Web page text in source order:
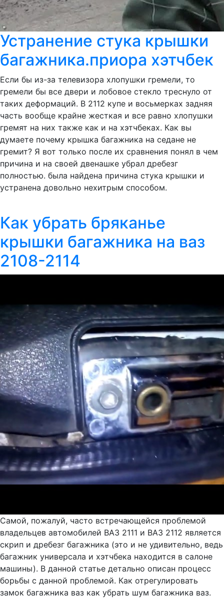
Устранение стука крышки
багажника.приора хэтчбек
Если бы из-за телевизора хлопушки гремели, то
гремели бы все двери и лобовое стекло треснуло от
таких деформаций. В 2112 купе и восьмерках задняя
часть вообще крайне жесткая и все равно хлопушки
гремят на них также как и на хэтчбеках. Как вы
думаете почему крышка багажника на седане не
гремит? Я вот только после их сравнения понял в чем
причина и на своей двенашке убрал дребезг
полностью. была найдена причина стука крышки и
устранена довольно нехитрым способом.
Как убрать бряканье
крышки багажника на ваз
2108-2114
Самой, пожалуй, часто встречающейся проблемой
владельцев автомобилей ВАЗ 2111 и ВАЗ 2112 является
скрип и дребезг багажника (это и не удивительно, ведь
багажник универсала и хэтчбека находится в салоне
машины). В данной статье детально описан процесс
борьбы с данной проблемой. Как отрегулировать
замок багажника ваз как убрать шум багажника ваз.